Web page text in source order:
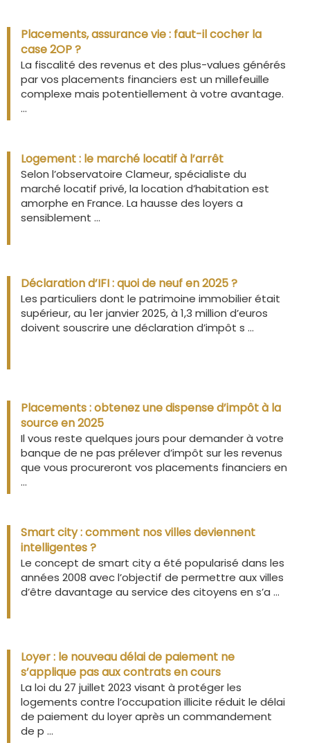
Placements, assurance vie : faut-il cocher la
case 2OP ?
La fiscalité des revenus et des plus-values générés
par vos placements financiers est un millefeuille
complexe mais potentiellement à votre avantage.
...
Logement : le marché locatif à l’arrêt
Selon l’observatoire Clameur, spécialiste du
marché locatif privé, la location d’habitation est
amorphe en France. La hausse des loyers a
sensiblement ...
Déclaration d’IFI : quoi de neuf en 2025 ?
Les particuliers dont le patrimoine immobilier était
supérieur, au 1er janvier 2025, à 1,3 million d’euros
doivent souscrire une déclaration d’impôt s ...
Placements : obtenez une dispense d’impôt à la
source en 2025
Il vous reste quelques jours pour demander à votre
banque de ne pas prélever d’impôt sur les revenus
que vous procureront vos placements financiers en
...
Smart city : comment nos villes deviennent
intelligentes ?
Le concept de smart city a été popularisé dans les
années 2008 avec l’objectif de permettre aux villes
d’être davantage au service des citoyens en s’a ...
Loyer : le nouveau délai de paiement ne
s’applique pas aux contrats en cours
La loi du 27 juillet 2023 visant à protéger les
logements contre l’occupation illicite réduit le délai
de paiement du loyer après un commandement
de p ...